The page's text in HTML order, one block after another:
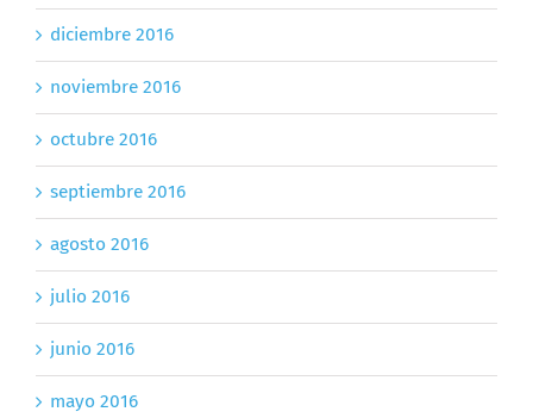
diciembre 2016
noviembre 2016
octubre 2016
septiembre 2016
agosto 2016
julio 2016
junio 2016
mayo 2016